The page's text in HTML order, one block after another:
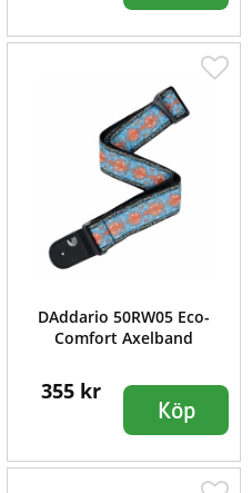
DAddario 50RW05 Eco-
Comfort Axelband
355 kr
Köp